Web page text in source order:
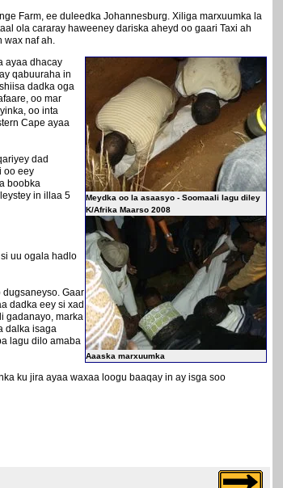
Farm, ee duleedka Johannesburg. Xiliga marxuumka la
ola cararay haweeney dariska aheyd oo gaari Taxi ah
naf ah.
Meydka oo la asaasyo - Soomaali lagu diley
K/Afrika Maarso 2008
Aaaska marxuumka
ayaa dhacay
qabuuraha in
dadka oga
oo mar
oo inta
Cape ayaa
dad
oo eey
boobka
in illaa 5
uu ogala hadlo
dugsaneyso. Gaar
dadka eey si xad
gadanayo, marka
dalka isaga
lagu dilo amaba
ku jira ayaa waxaa loogu baaqay in ay isga soo